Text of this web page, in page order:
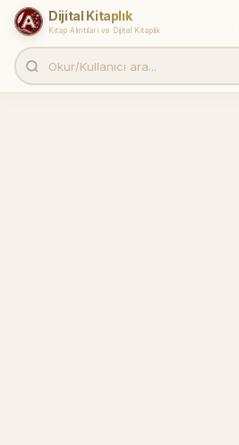
Dijital Kitaplık
Kitap Alıntıları ve Dijital Kitaplık